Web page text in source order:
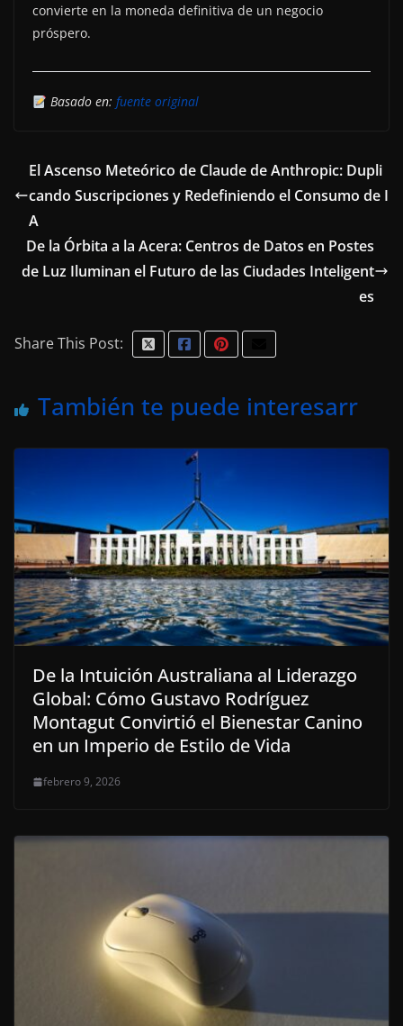
convierte en la moneda definitiva de un negocio
próspero.
Basado en: fuente original
El Ascenso Meteórico de Claude de Anthropic: Dupli
cando Suscripciones y Redefiniendo el Consumo de I
A
De la Órbita a la Acera: Centros de Datos en Postes
de Luz Iluminan el Futuro de las Ciudades Inteligent
es
Share This Post:
También te puede interesarr
De la Intuición Australiana al Liderazgo
Global: Cómo Gustavo Rodríguez
Montagut Convirtió el Bienestar Canino
en un Imperio de Estilo de Vida
febrero 9, 2026